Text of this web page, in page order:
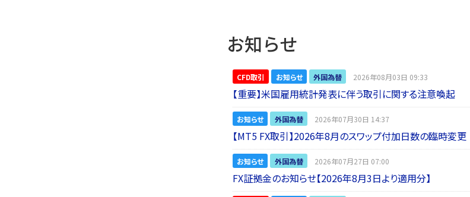
お知らせ
CFD取引 お知らせ 外国為替 2026年08月03日 09:33
【重要】米国雇用統計発表に伴う取引に関する注意喚起
お知らせ 外国為替 2026年07月30日 14:37
【MT5 FX取引】2026年8月のスワップ付加日数の臨時変更
お知らせ 外国為替 2026年07月27日 07:00
FX証拠金のお知らせ【2026年8月3日より適用分】